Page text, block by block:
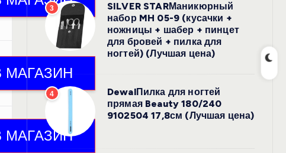
3
SILVER STARМаникюрный
набор MH 05-9 (кусачки +
ножницы + шабер + пинцет
для бровей + пилка для
ногтей) (Лучшая цена)
4
DewalПилка для ногтей
прямая Beauty 180/240
9102504 17,8см (Лучшая цена)